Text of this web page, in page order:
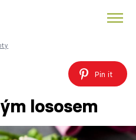
Pin it
lososem